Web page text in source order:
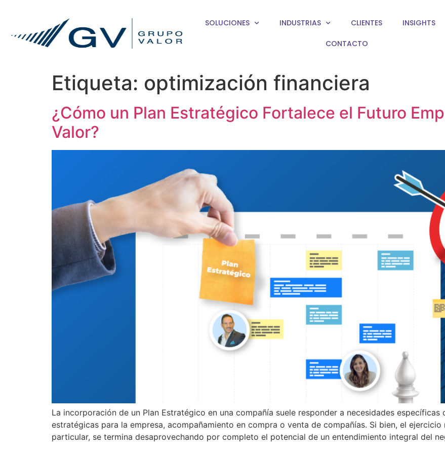
SOLUCIONES INDUSTRIAS CLIENTES INSIGHTS
CONTACTO
Etiqueta: optimización financiera
¿Cómo un Plan Estratégico Fortalece el Futuro
Valor?
La incorporación de un Plan Estratégico en una compañía suele responder a necesidades
estratégicas para la empresa, acompañamiento en compra o venta de compañías. Si bien, el
particular, se termina desaprovechando por completo el potencial de un entendimiento integral del